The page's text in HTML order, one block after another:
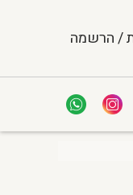
/ הרשמה